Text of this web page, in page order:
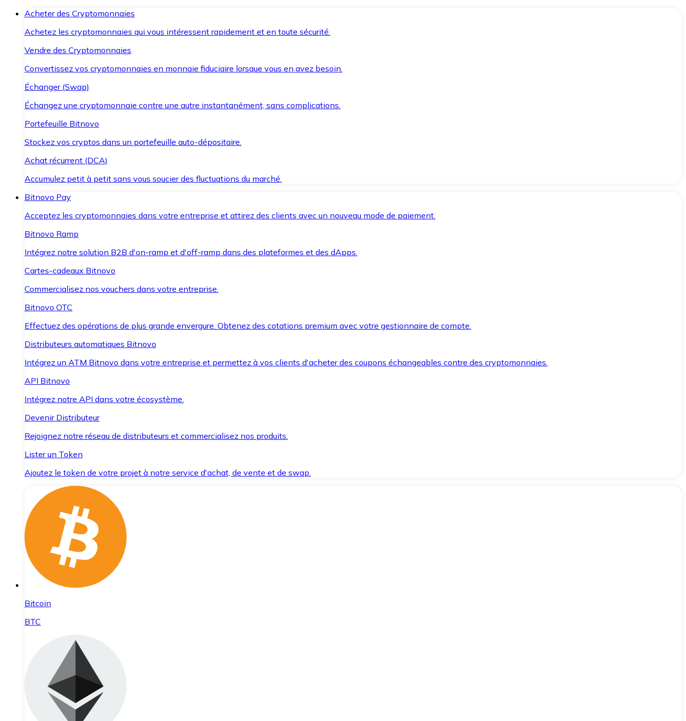
Acheter des Cryptomonnaies
Achetez les cryptomonnaies qui vous intéressent rapidement et en toute sécurité.
Vendre des Cryptomonnaies
Convertissez vos cryptomonnaies en monnaie fiduciaire lorsque vous en avez besoin.
Échanger (Swap)
Échangez une cryptomonnaie contre une autre instantanément, sans complications.
Portefeuille Bitnovo
Stockez vos cryptos dans un portefeuille auto-dépositaire.
Achat récurrent (DCA)
Accumulez petit à petit sans vous soucier des fluctuations du marché.
Bitnovo Pay
Acceptez les cryptomonnaies dans votre entreprise et attirez des clients avec un nouveau mode de paiement.
Bitnovo Ramp
Intégrez notre solution B2B d'on-ramp et d'off-ramp dans des plateformes et des dApps.
Cartes-cadeaux Bitnovo
Commercialisez nos vouchers dans votre entreprise.
Bitnovo OTC
Effectuez des opérations de plus grande envergure. Obtenez des cotations premium avec votre gestionnaire de compte.
Distributeurs automatiques Bitnovo
Intégrez un ATM Bitnovo dans votre entreprise et permettez à vos clients d'acheter des coupons échangeables contre des cryptomonnaies.
API Bitnovo
Intégrez notre API dans votre écosystème.
Devenir Distributeur
Rejoignez notre réseau de distributeurs et commercialisez nos produits.
Lister un Token
Ajoutez le token de votre projet à notre service d'achat, de vente et de swap.
Bitcoin
BTC